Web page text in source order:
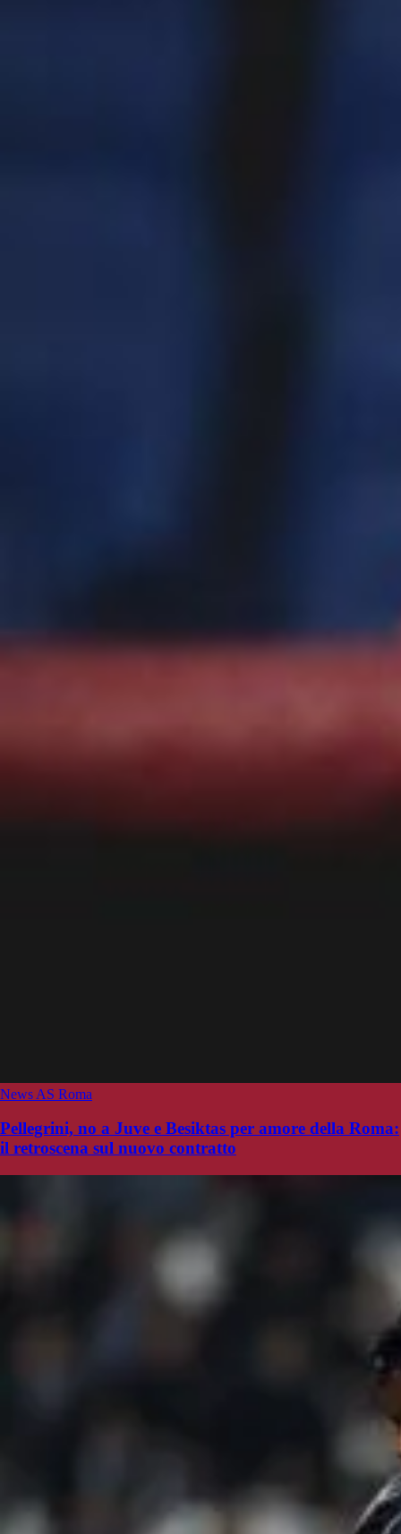
News AS Roma
Pellegrini, no a Juve e Besiktas per amore della Roma:
il retroscena sul nuovo contratto